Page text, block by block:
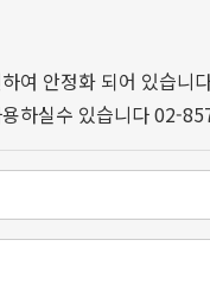
안정화 되어 있습
하실수 있습니다 02-